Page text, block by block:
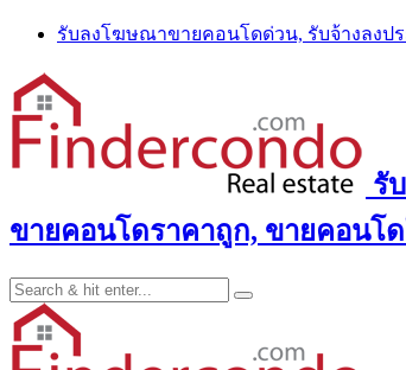
Skip
content
รับลงโฆษณาขายคอนโดด่วน, รับจ้างลงป
รั
ขายคอนโดราคาถูก, ขายคอนโ